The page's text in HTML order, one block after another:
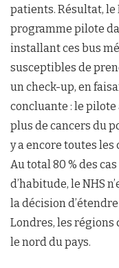
patients. Résultat, le
programme pilote
installant ces bus
susceptibles de
un check-up, en
concluante : le
plus de cancers du
y a encore toutes les
Au total 80 % des
d’habitude, le NHS
la décision
Londres, les régions
le nord du pays.